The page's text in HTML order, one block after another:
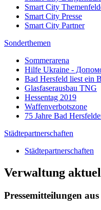
Smart City
Smart City Presse
Smart City Partner
Sonderthemen
Sommerarena
Hilfe Ukraine -
Bad Hersfeld liest ein
Glasfaserausbau TNG
Hessentag 2019
Waffenverbotszone
75 Jahre Bad
Städtepartnerschaften
Städtepartnerschaften
Verwaltung
Pressemitteilungen